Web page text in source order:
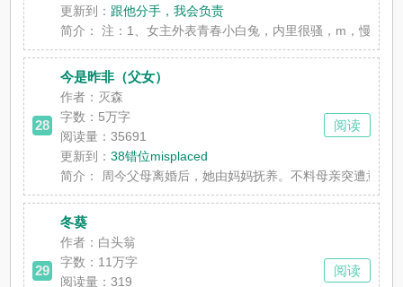
更新到： 跟他分手，我会负责
简介：
注：1、女主外表青春小白兔，内里很骚，m，慢慢
28
今是昨非（父女）
作者：灭森
字数： 5万字
阅读量：35691
更新到：38错位misplaced
简介：
周今父母离婚后，她由妈妈抚养。不料母亲突遭意外
阅读
29
冬葵
作者：白头翁
字数： 11万字
阅读量：319
阅读